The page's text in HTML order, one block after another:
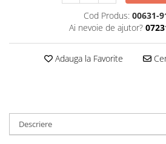
Cod Produs: 00631-
Ai nevoie de ajutor?
Adauga la Favorite
Descriere